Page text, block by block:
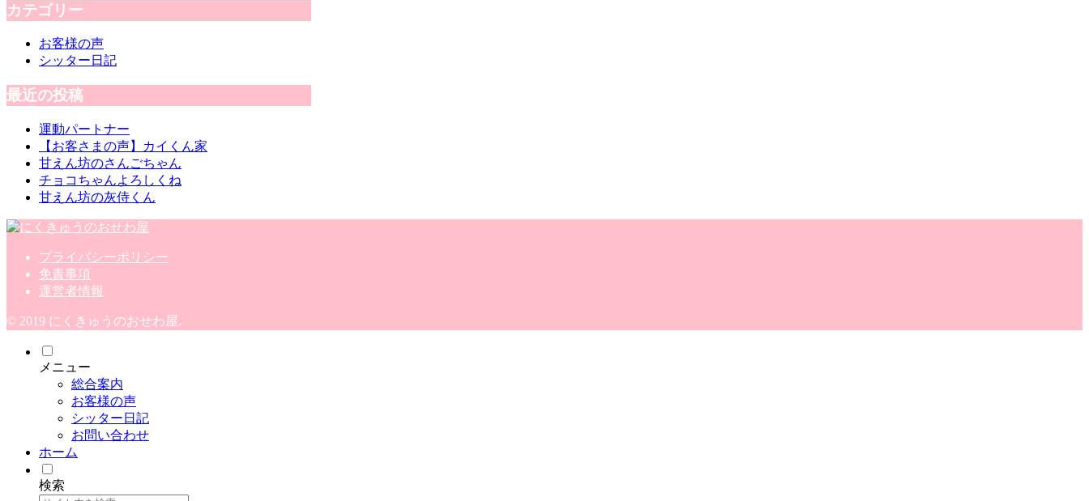
カテゴリー
お客様の声
シッター日記
最近の投稿
運動パートナー
【お客さまの声】カイくん家
甘えん坊のさんごちゃん
チョコちゃんよろしくね
甘えん坊の灰侍くん
プライバシーポリシー
免責事項
運営者情報
© 2019 にくきゅうのおせわ屋.
メニュー
総合案内
お客様の声
シッター日記
お問い合わせ
ホーム
検索